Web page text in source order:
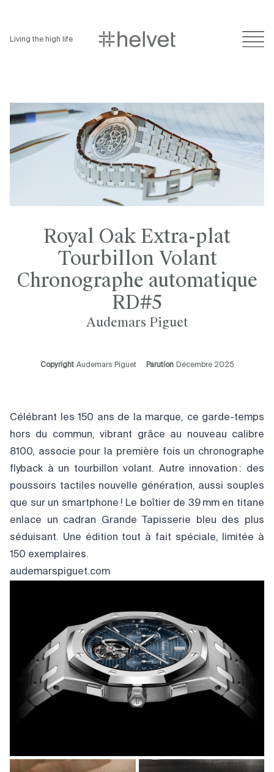
Living the high life
Royal Oak Extra-plat
Tourbillon Volant
Chronographe automatique
RD#5
Audemars Piguet
Copyright Audemars Piguet Parution Décembre 2025
Célébrant les 150 ans de la marque, ce garde-temps
hors du commun, vibrant grâce au nouveau calibre
8100, associe pour la première fois un chronographe
flyback à un tourbillon volant. Autre innovation : des
poussoirs tactiles nouvelle génération, aussi souples
que sur un smartphone ! Le boîtier de 39 mm en titane
enlace un cadran Grande Tapisserie bleu des plus
séduisant. Une édition tout à fait spéciale, limitée à
150 exemplaires.
audemarspiguet.com